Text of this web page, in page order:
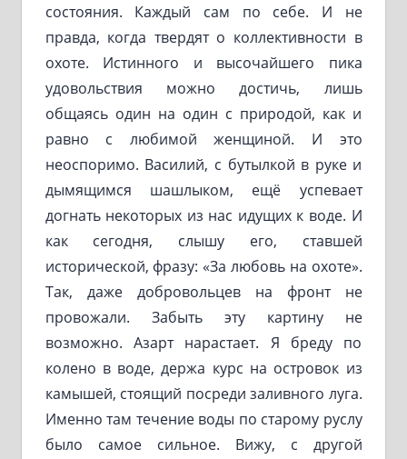
состояния. Каждый сам по себе. И не
правда, когда твердят о коллективности в
охоте. Истинного и высочайшего пика
удовольствия можно достичь, лишь
общаясь один на один с природой, как и
равно с любимой женщиной. И это
неоспоримо. Василий, с бутылкой в руке и
дымящимся шашлыком, ещё успевает
догнать некоторых из нас идущих к воде. И
как сегодня, слышу его, ставшей
исторической, фразу: «За любовь на охоте».
Так, даже добровольцев на фронт не
провожали. Забыть эту картину не
возможно. Азарт нарастает. Я бреду по
колено в воде, держа курс на островок из
камышей, стоящий посреди заливного луга.
Именно там течение воды по старому руслу
было самое сильное. Вижу, с другой